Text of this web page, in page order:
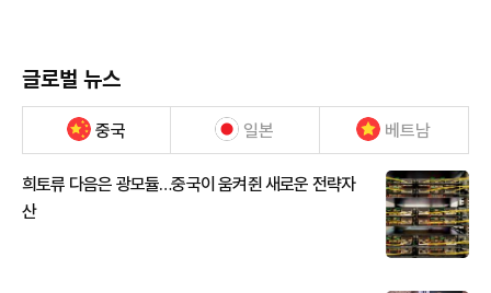
글로벌 뉴스
중국 일본 베트남
희토류 다음은 광모듈…중국이 움켜쥔 새로운 전략자
산